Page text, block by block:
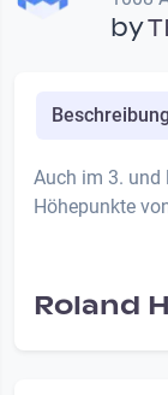
by
Beschreibung
Auch im 3. und
Höhepunkte
Roland